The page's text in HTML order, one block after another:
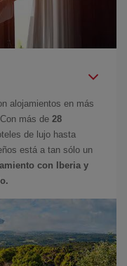
alojamientos en más
más de 28
de lujo hasta
está a tan sólo un
con Iberia y